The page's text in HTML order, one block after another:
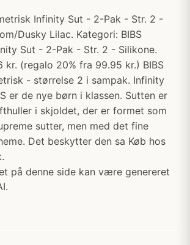
Infinity Sut - 2-Pak - Str. 2 -
Dusky Lilac. Kategori: BIBS
Sut - 2-Pak - Str. 2 - Silikone.
kr. (regalo 20% fra 99.95 kr.) BIBS
- størrelse 2 i sampak. Infinity
er de nye børn i klassen. Sutten er
i skjoldet, der er formet som
sutter, men med det fine
Det beskytter den sa Køb hos
på denne side kan være genereret